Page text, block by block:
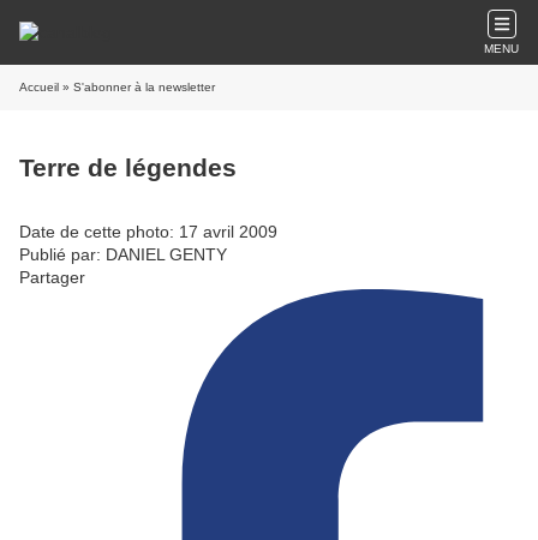
MENU
Accueil » S'abonner à la newsletter
Terre de légendes
Date de cette photo: 17 avril 2009
Publié par: DANIEL GENTY
Partager